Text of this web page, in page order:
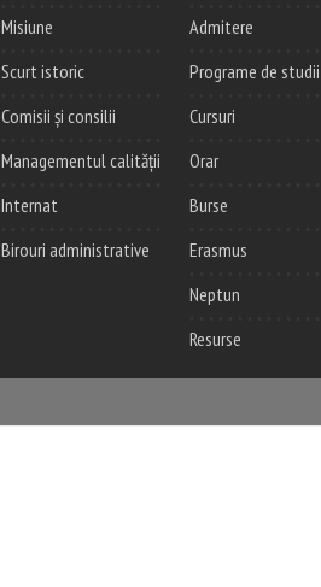
Misiune
Scurt istoric
Comisii și consilii
Managementul calității
Internat
Birouri administrative
Admitere
Programe de studii
Cursuri
Orar
Burse
Erasmus
Neptun
Resurse